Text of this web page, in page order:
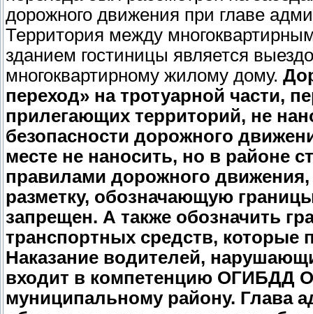
дорожного движения при главе
Территория между
зданием гостиницы является
многоквартирному жилому дому.
переход» на тротуарной части,
прилегающих территорий, не
безопасности дорожного
месте не наносить, но в районе
правилами дорожного
разметку, обозначающую
запрещен. А также обозначить
транспортных средств, которые
Наказание водителей,
входит в компетенцию ОГИБДД
муниципальному району. Глава